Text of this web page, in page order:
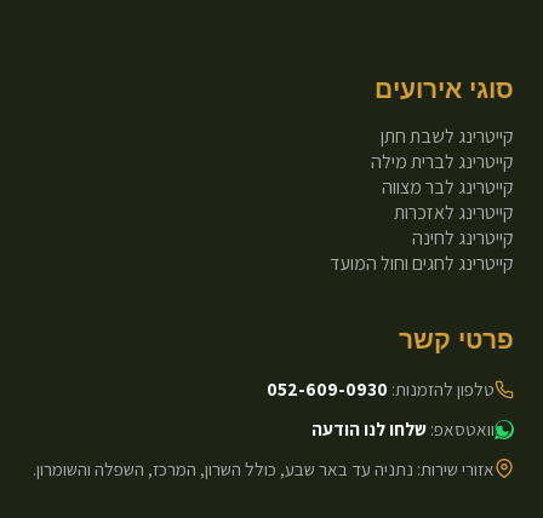
סוגי אירועים
קייטרינג לשבת חתן
קייטרינג לברית מילה
קייטרינג לבר מצווה
קייטרינג לאזכרות
קייטרינג לחינה
קייטרינג לחגים וחול המועד
פרטי קשר
טלפון להזמנות: 052-609-0930
וואטסאפ: שלחו לנו הודעה
אזורי שירות: נתניה עד באר שבע, כולל השרון, המרכז, השפלה והשומרון.